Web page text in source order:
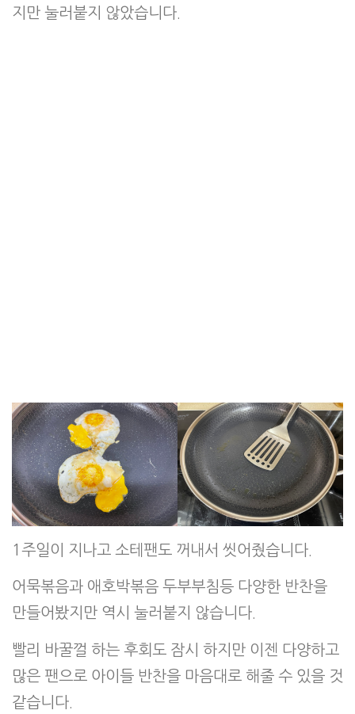
지만 눌러붙지 않았습니다.
1주일이 지나고 소테팬도 꺼내서 씻어줬습니다.
어묵볶음과 애호박볶음 두부부침등 다양한 반찬을
만들어봤지만 역시 눌러붙지 않습니다.
빨리 바꿀껄 하는 후회도 잠시 하지만 이젠 다양하고
많은 팬으로 아이들 반찬을 마음대로 해줄 수 있을 것
같습니다.